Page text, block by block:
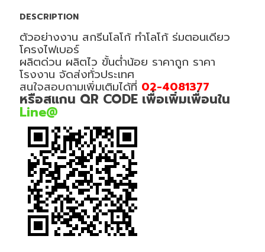
DESCRIPTION
ตัวอย่างงาน สกรีนโลโก้ ทำโลโก้ ร่มตอนเดียว
โครงไฟเบอร์
ผลิตด่วน ผลิตไว ขั้นต่ำน้อย ราคาถูก ราคา
โรงงาน จัดส่งทั่วประเทศ
สนใจสอบถามเพิ่มเติมได้ที่ 02-4081377
หรือสแกน QR CODE เพื่อเพิ่มเพื่อนใน
Line@